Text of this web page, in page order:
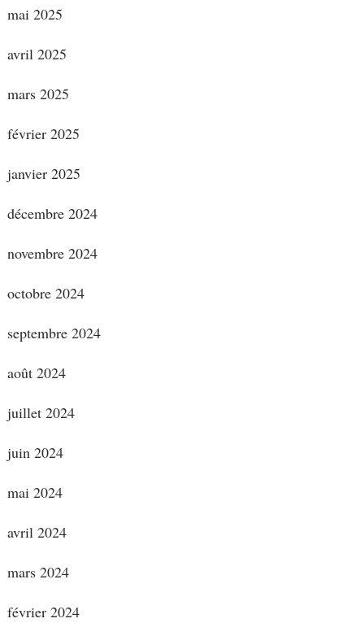
mai 2025
avril 2025
mars 2025
février 2025
janvier 2025
décembre 2024
novembre 2024
octobre 2024
septembre 2024
août 2024
juillet 2024
juin 2024
mai 2024
avril 2024
mars 2024
février 2024